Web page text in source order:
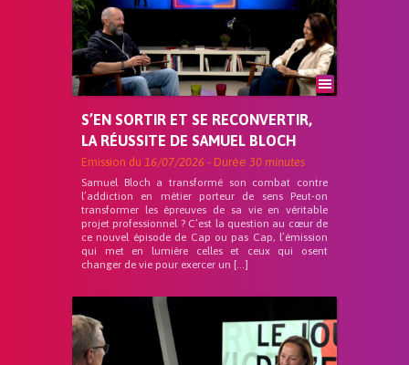
S’EN SORTIR ET SE RECONVERTIR,
LA RÉUSSITE DE SAMUEL BLOCH
Emission du 16/07/2026 - Durée 30 minutes
Samuel Bloch a transformé son combat contre
l’addiction en métier porteur de sens Peut-on
transformer les épreuves de sa vie en véritable
projet professionnel ? C’est la question au cœur de
ce nouvel épisode de Cap ou pas Cap, l’émission
qui met en lumière celles et ceux qui osent
changer de vie pour exercer un […]